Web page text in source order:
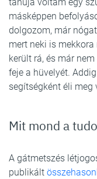
másképpen
dolgozom, már
mert neki is
került rá, és már
feje a hüvelyét.
segítségként éli meg
Mit mond a
A gátmetszés
publikált